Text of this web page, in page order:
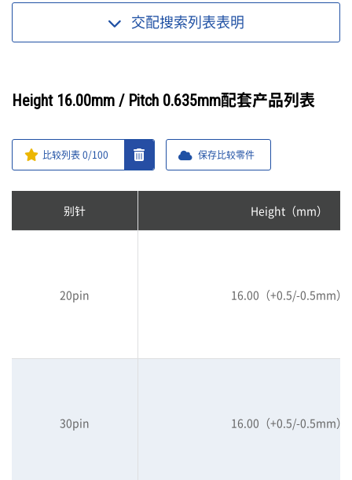
交配搜索列表表明
Height 16.00mm / Pitch 0.635mm配套产品列表
比较列表0/100 保存比较零件
别针 Height（mm）
20pin 16.00（+0.5/-0.5mm）
30pin 16.00（+0.5/-0.5mm）